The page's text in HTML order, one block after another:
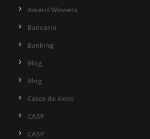
Award Winners
Bancario
Banking
Blog
Blog
Casos de éxito
CASP
CASP